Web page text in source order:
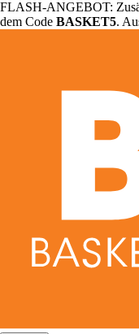
FLASH-ANGEBOT:
dem Code BASKET5.